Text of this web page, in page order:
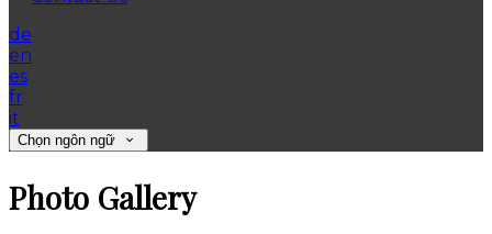
de
en
es
fr
it
Chọn ngôn ngữ
Photo Gallery